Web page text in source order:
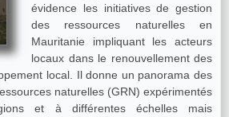
évidence les initiatives de gestion
des ressources naturelles en
Mauritanie impliquant les acteurs
locaux dans le renouvellement des
local. Il donne un panorama des
naturelles (GRN) expérimentés
et à différentes échelles mais